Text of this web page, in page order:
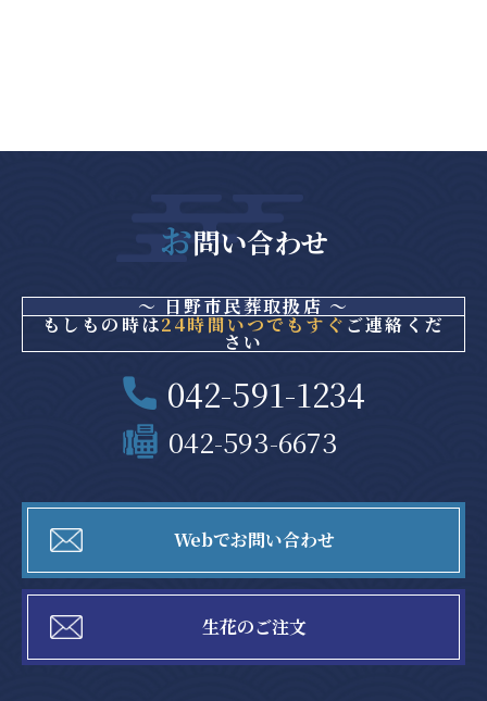
お問い合わせ
～ 日野市民葬取扱店 ～
もしもの時は24時間いつでもすぐご連絡くだ
さい
042-591-1234
042-593-6673
Webでお問い合わせ
生花のご注文